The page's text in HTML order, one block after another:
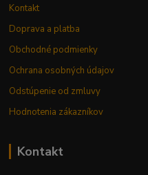
Kontakt
Doprava a platba
Obchodné podmienky
Ochrana osobných údajov
Odstúpenie od zmluvy
Hodnotenia zákazníkov
Kontakt